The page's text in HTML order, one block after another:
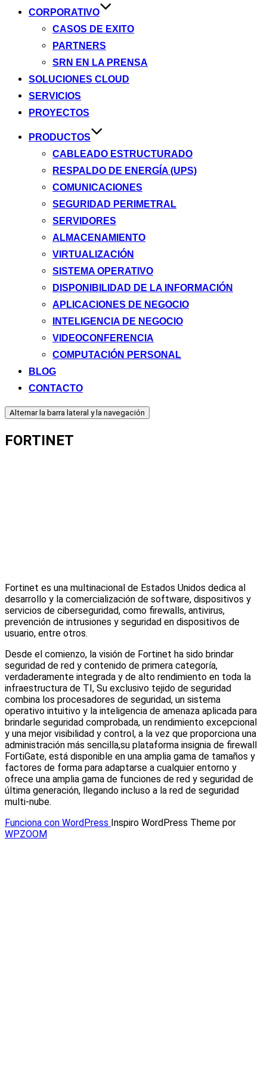
CORPORATIVO
CASOS DE EXITO
PARTNERS
SRN EN LA PRENSA
SOLUCIONES CLOUD
SERVICIOS
PROYECTOS
PRODUCTOS
CABLEADO ESTRUCTURADO
RESPALDO DE ENERGÍA (UPS)
COMUNICACIONES
SEGURIDAD PERIMETRAL
SERVIDORES
ALMACENAMIENTO
VIRTUALIZACIÓN
SISTEMA OPERATIVO
DISPONIBILIDAD DE LA INFORMACIÓN
APLICACIONES DE NEGOCIO
INTELIGENCIA DE NEGOCIO
VIDEOCONFERENCIA
COMPUTACIÓN PERSONAL
BLOG
CONTACTO
Alternar la barra lateral y la navegación
FORTINET
Fortinet es una multinacional de Estados Unidos dedica al
desarrollo y la comercialización de software, dispositivos y
servicios de ciberseguridad, como firewalls, antivirus,
prevención de intrusiones y seguridad en dispositivos de
usuario, entre otros.
Desde el comienzo, la visión de Fortinet ha sido brindar
seguridad de red y contenido de primera categoría,
verdaderamente integrada y de alto rendimiento en toda la
infraestructura de TI, Su exclusivo tejido de seguridad
combina los procesadores de seguridad, un sistema
operativo intuitivo y la inteligencia de amenaza aplicada para
brindarle seguridad comprobada, un rendimiento excepcional
y una mejor visibilidad y control, a la vez que proporciona una
administración más sencilla,su plataforma insignia de firewall
FortiGate, está disponible en una amplia gama de tamaños y
factores de forma para adaptarse a cualquier entorno y
ofrece una amplia gama de funciones de red y seguridad de
última generación, llegando incluso a la red de seguridad
multi-nube.
Funciona con WordPress Inspiro WordPress Theme por
WPZOOM